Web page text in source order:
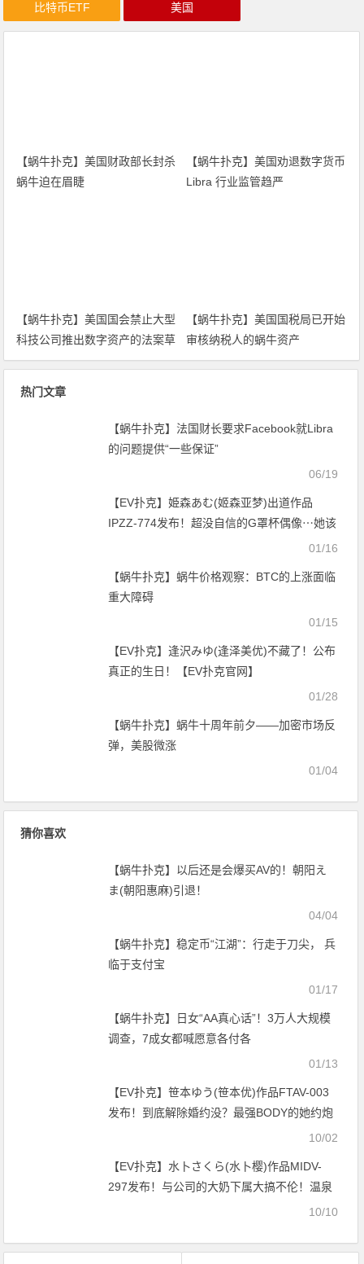
比特币ETF 美国
【蜗牛扑克】美国财政部长封杀
蜗牛迫在眉睫
【蜗牛扑克】美国劝退数字货币
Libra 行业监管趋严
【蜗牛扑克】美国国会禁止大型
科技公司推出数字资产的法案草
案利好蜗牛
【蜗牛扑克】美国国税局已开始
审核纳税人的蜗牛资产
热门文章
【蜗牛扑克】法国财长要求Facebook就Libra
的问题提供“一些保证”
06/19
【EV扑克】姫森あむ(姬森亚梦)出道作品
IPZZ-774发布！超没自信的G罩杯偶像⋯她该
不会是被骗来拍A片的吧？【EV扑克官网】01/16
【蜗牛扑克】蜗牛价格观察：BTC的上涨面临
重大障碍
01/15
【EV扑克】逢沢みゆ(逢泽美优)不藏了！公布
真正的生日！【EV扑克官网】
01/28
【蜗牛扑克】蜗牛十周年前夕——加密市场反
弹，美股微涨
01/04
猜你喜欢
【蜗牛扑克】以后还是会爆买AV的！朝阳え
ま(朝阳惠麻)引退！
04/04
【蜗牛扑克】稳定币“江湖”：行走于刀尖， 兵
临于支付宝
01/17
【蜗牛扑克】日女“AA真心话”！3万人大规模
调查，7成女都喊愿意各付各
01/13
【EV扑克】笹本ゆう(笹本优)作品FTAV-003
发布！到底解除婚约没？最强BODY的她约炮
10/02
【EV扑克】水卜さくら(水卜樱)作品MIDV-
297发布！与公司的大奶下属大搞不伦！温泉
10/10